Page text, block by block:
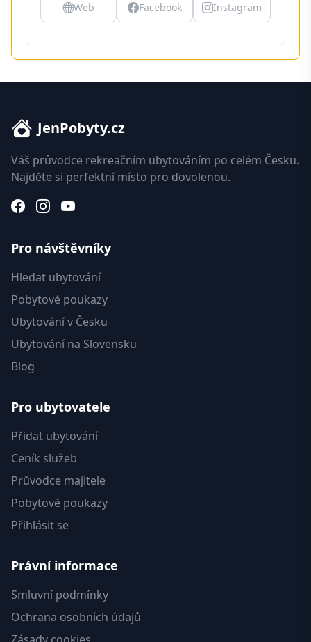
Web Facebook Instagram
JenPobyty.cz
Váš průvodce rekreačním ubytováním po celém Česku.
Najděte si perfektní místo pro dovolenou.
Pro návštěvníky
Hledat ubytování
Pobytové poukazy
Ubytování v Česku
Ubytování na Slovensku
Blog
Pro ubytovatele
Přidat ubytování
Ceník služeb
Průvodce majitele
Pobytové poukazy
Přihlásit se
Právní informace
Smluvní podmínky
Ochrana osobních údajů